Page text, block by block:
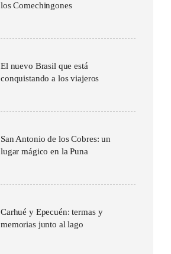
los Comechingones
El nuevo Brasil que está
conquistando a los viajeros
San Antonio de los Cobres: un
lugar mágico en la Puna
Carhué y Epecuén: termas y
memorias junto al lago